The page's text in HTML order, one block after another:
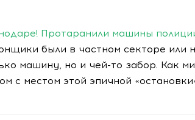
Протаранили машины
были в частном секторе или
машину, но и чей-то забор. Как
с местом этой эпичной